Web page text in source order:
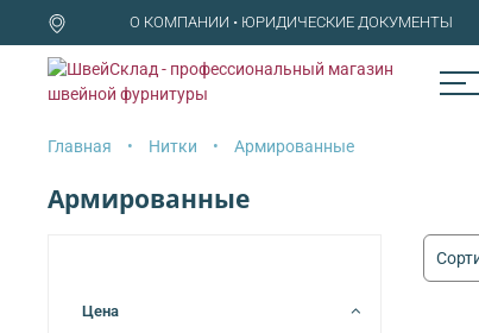
О КОМПАНИИ • ЮРИДИЧЕСКИЕ ДОКУМЕНТЫ
Главная Нитки Армированные
Армированные
Цена